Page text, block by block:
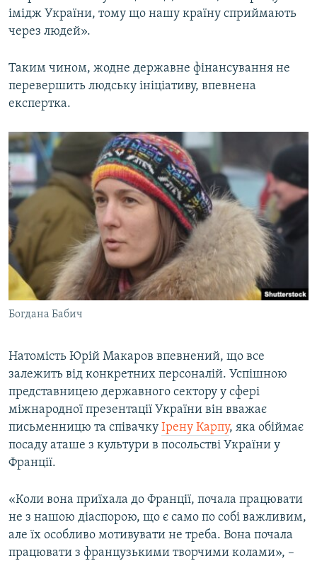
імідж України, тому що нашу країну сприймають
через людей».
Таким чином, жодне державне фінансування не
перевершить людську ініціативу, впевнена
експертка.
Богдана Бабич
Натомість Юрій Макаров впевнений, що все
залежить від конкретних персоналій. Успішною
представницею державного сектору у сфері
міжнародної презентації України він вважає
письменницю та співачку Ірену Карпу, яка обіймає
посаду аташе з культури в посольстві України у
Франції.​
«Коли вона приїхала до Франції, почала працювати
не з нашою діаспорою, що є само по собі важливим,
але їх особливо мотивувати не треба. Вона почала
працювати з французькими творчими колами», –